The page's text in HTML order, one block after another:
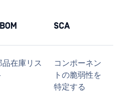
SCA
品在庫リス
コンポーネン
トの脆弱性を
特定する